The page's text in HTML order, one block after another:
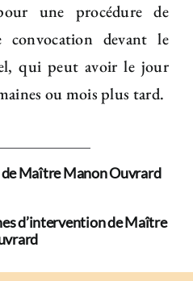
une procédure de
convocation devant le
qui peut avoir le jour
ou mois plus tard.
Maître Manon Ouvrard
d’intervention de Maître